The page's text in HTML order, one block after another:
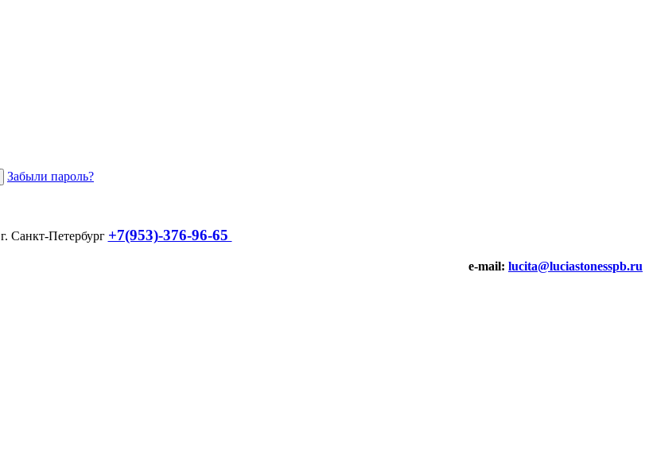
Забыли пароль?
г. Санкт-Петербург +7(953)-376-96-65
e-mail: lucita@luciastonesspb.ru